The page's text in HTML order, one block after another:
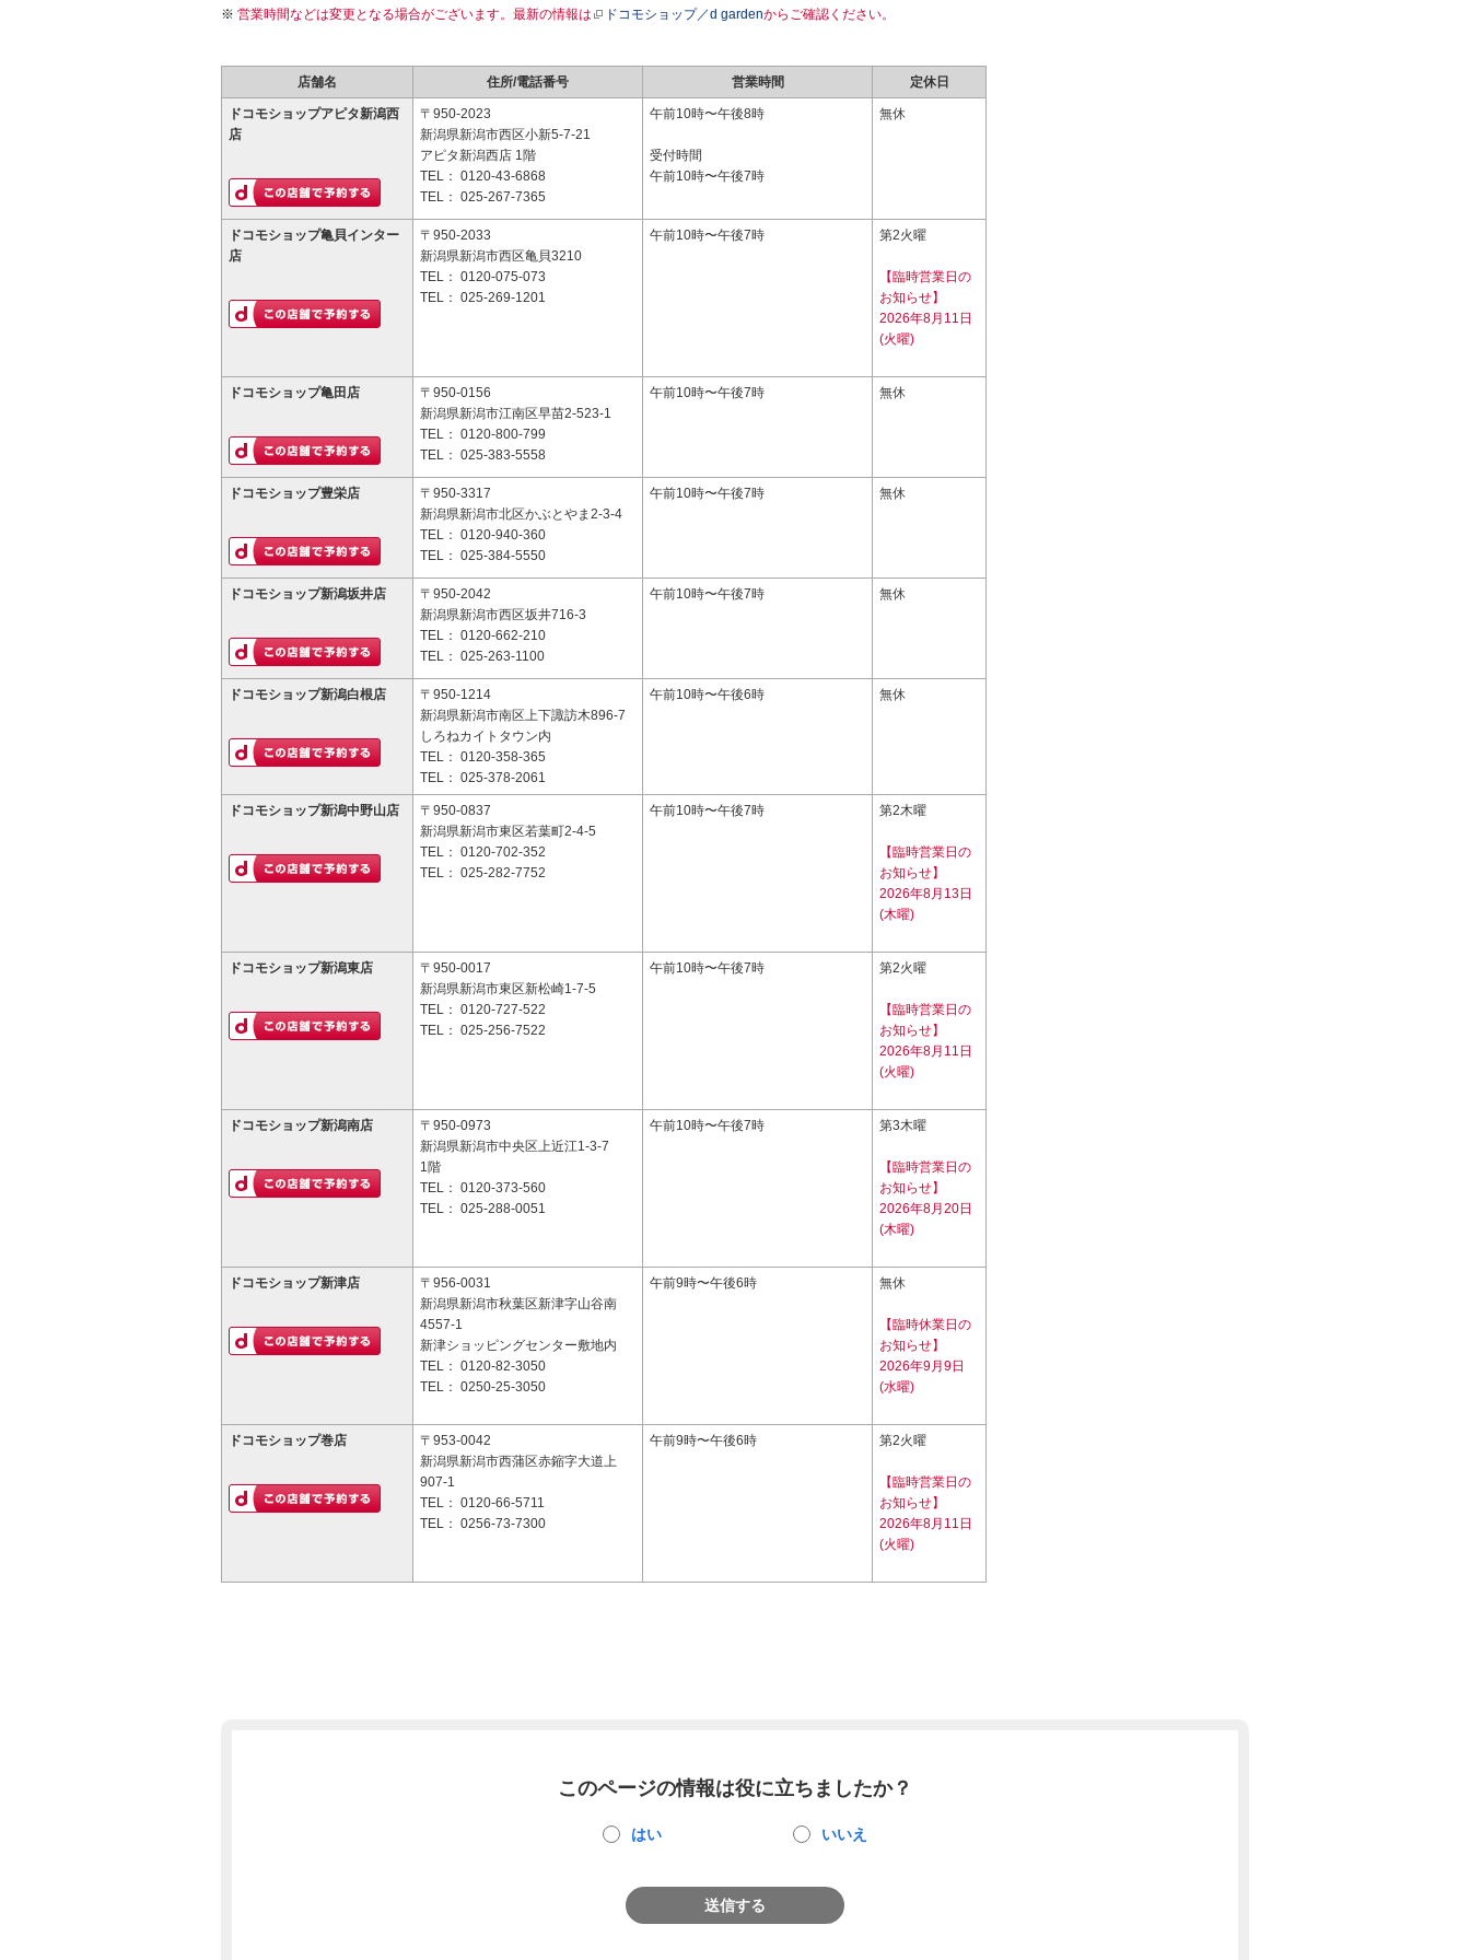
営業時間などは変更となる場合がございます。最新の情報は ドコモショップ／d gardenからご確認ください。
店舗名 住所/電話番号 営業時間 定休日
ドコモショップアピタ新潟西
店
〒950-2023
新潟県新潟市西区小新5-7-21
アピタ新潟西店 1階
TEL： 0120-43-6868
TEL： 025-267-7365
午前10時〜午後8時
受付時間
午前10時〜午後7時
無休
ドコモショップ亀貝インター
店
〒950-2033
新潟県新潟市西区亀貝3210
TEL： 0120-075-073
TEL： 025-269-1201
午前10時〜午後7時 第2火曜
【臨時営業日の
お知らせ】
2026年8月11日
(火曜)
ドコモショップ亀田店
〒950-0156
新潟県新潟市江南区早苗2-523-1
TEL： 0120-800-799
TEL： 025-383-5558
午前10時〜午後7時 無休
ドコモショップ豊栄店
〒950-3317
新潟県新潟市北区かぶとやま2-3-4
TEL： 0120-940-360
TEL： 025-384-5550
午前10時〜午後7時 無休
ドコモショップ新潟坂井店
〒950-2042
新潟県新潟市西区坂井716-3
TEL： 0120-662-210
TEL： 025-263-1100
午前10時〜午後7時 無休
ドコモショップ新潟白根店
〒950-1214
新潟県新潟市南区上下諏訪木896-7
しろねカイトタウン内
TEL： 0120-358-365
TEL： 025-378-2061
午前10時〜午後6時 無休
ドコモショップ新潟中野山店
〒950-0837
新潟県新潟市東区若葉町2-4-5
TEL： 0120-702-352
TEL： 025-282-7752
午前10時〜午後7時 第2木曜
【臨時営業日の
お知らせ】
2026年8月13日
(木曜)
ドコモショップ新潟東店
〒950-0017
新潟県新潟市東区新松崎1-7-5
TEL： 0120-727-522
TEL： 025-256-7522
午前10時〜午後7時 第2火曜
【臨時営業日の
お知らせ】
2026年8月11日
(火曜)
ドコモショップ新潟南店
〒950-0973
新潟県新潟市中央区上近江1-3-7
1階
TEL： 0120-373-560
TEL： 025-288-0051
午前10時〜午後7時 第3木曜
【臨時営業日の
お知らせ】
2026年8月20日
(木曜)
ドコモショップ新津店
〒956-0031
新潟県新潟市秋葉区新津字山谷南
4557-1
新津ショッピングセンター敷地内
TEL： 0120-82-3050
TEL： 0250-25-3050
午前9時〜午後6時 無休
【臨時休業日の
お知らせ】
2026年9月9日
(水曜)
ドコモショップ巻店
〒953-0042
新潟県新潟市西蒲区赤鏥字大道上
907-1
TEL： 0120-66-5711
TEL： 0256-73-7300
午前9時〜午後6時 第2火曜
【臨時営業日の
お知らせ】
2026年8月11日
(火曜)
このページの情報は役に立ちましたか？
はい いいえ
送信する